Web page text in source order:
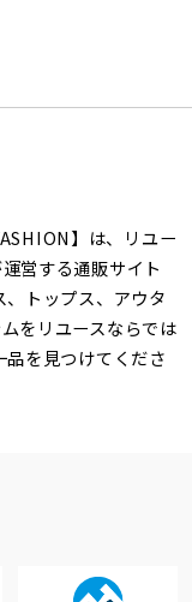
】は、リユー
営する通販サイト
トップス、アウタ
をリユースならでは
を見つけてくださ